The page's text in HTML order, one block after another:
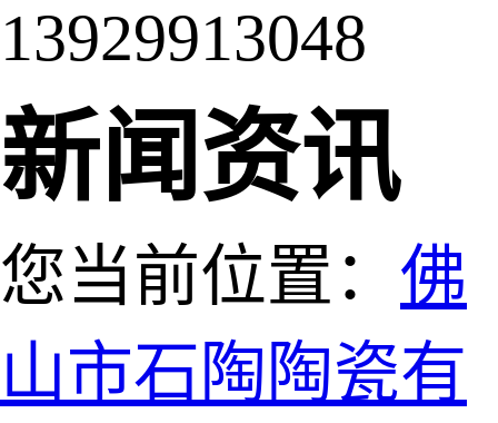
13929913048
新闻资讯
您当前位置： 佛
山市石陶陶瓷有